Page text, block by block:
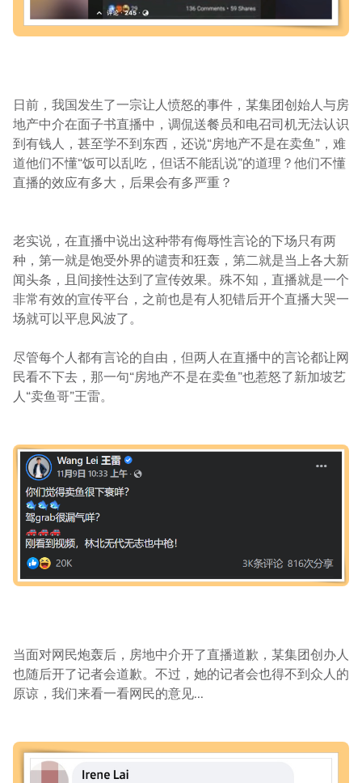
日前，我国发生了一宗让人愤怒的事件，某集团创始人与房
地产中介在面子书直播中，调侃送餐员和电召司机无法认识
到有钱人，甚至学不到东西，还说“房地产不是在卖鱼”，难
道他们不懂“饭可以乱吃，但话不能乱说”的道理？他们不懂
直播的效应有多大，后果会有多严重？
老实说，在直播中说出这种带有侮辱性言论的下场只有两
种，第一就是饱受外界的谴责和狂轰，第二就是当上各大新
闻头条，且间接性达到了宣传效果。殊不知，直播就是一个
非常有效的宣传平台，之前也是有人犯错后开个直播大哭一
场就可以平息风波了。
尽管每个人都有言论的自由，但两人在直播中的言论都让网
民看不下去，那一句“房地产不是在卖鱼”也惹怒了新加坡艺
人“卖鱼哥”王雷。
当面对网民炮轰后，房地中介开了直播道歉，某集团创办人
也随后开了记者会道歉。不过，她的记者会也得不到众人的
原谅，我们来看一看网民的意见...